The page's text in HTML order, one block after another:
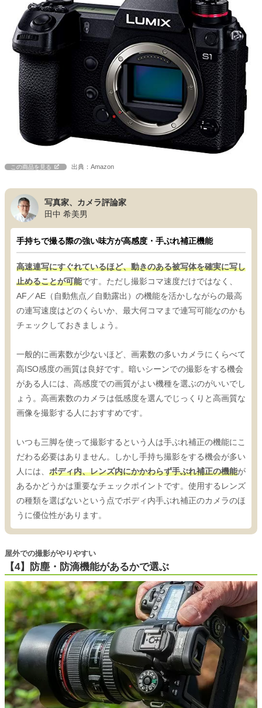
この商品を見る 出典：Amazon
写真家、カメラ評論家
田中 希美男
手持ちで撮る際の強い味方が高感度・手ぶれ補正機能
高速連写にすぐれているほど、動きのある被写体を確実に写し
止めることが可能です。ただし撮影コマ速度だけではなく、
AF／AE（自動焦点／自動露出）の機能を活かしながらの最高
の連写速度はどのくらいか、最大何コマまで連写可能なのかも
チェックしておきましょう。
一般的に画素数が少ないほど、画素数の多いカメラにくらべて
高ISO感度の画質は良好です。暗いシーンでの撮影をする機会
がある人には、高感度での画質がよい機種を選ぶのがいいでし
ょう。高画素数のカメラは低感度を選んでじっくりと高画質な
画像を撮影する人におすすめです。
いつも三脚を使って撮影するという人は手ぶれ補正の機能にこ
だわる必要はありません。しかし手持ち撮影をする機会が多い
人には、 ボディ内、レンズ内にかかわらず手ぶれ補正の機能が
あるかどうかは重要なチェックポイントです。使用するレンズ
の種類を選ばないという点でボディ内手ぶれ補正のカメラのほ
うに優位性があります。
【4】防塵・防滴機能があるかで選ぶ
屋外での撮影がやりやすい